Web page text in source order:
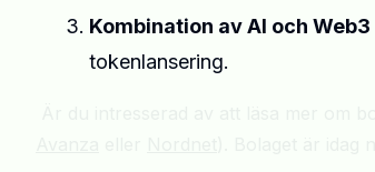
Kombination av AI och Web3
tokenlansering.